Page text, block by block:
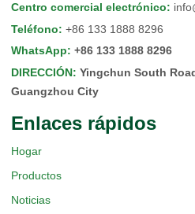
Centro comercial electrónico:
Teléfono: +86 133 1888 8296
WhatsApp: +86 133 1888 8296
DIRECCIÓN: Yingchun South
Guangzhou City
Enlaces rápidos
Hogar
Productos
Noticias